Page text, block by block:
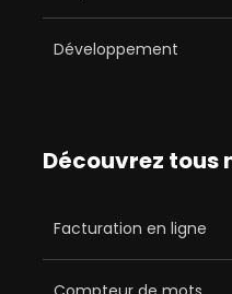
Développement
Découvrez tous
Facturation en ligne